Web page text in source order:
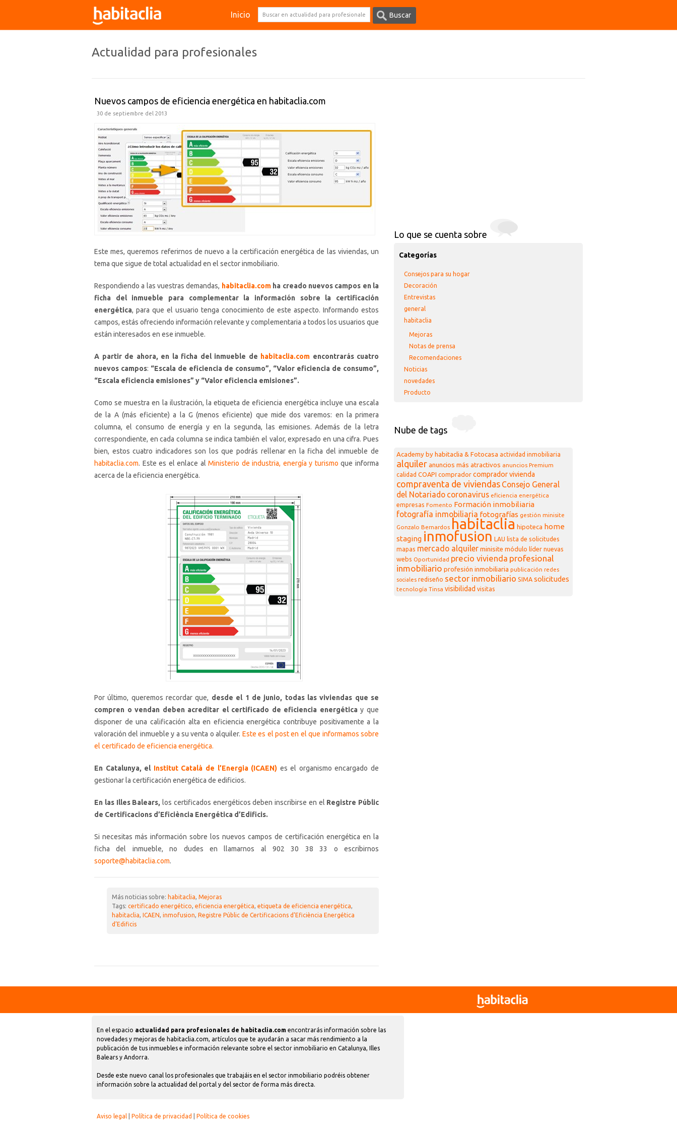
Inicio
Actualidad para profesionales
Nuevos campos de eficiencia energética en habitaclia.com
30 de septiembre del 2013
Este mes, queremos referirnos de nuevo a la certificación energética de las viviendas, un
tema que sigue de total actualidad en el sector inmobiliario.
Respondiendo a las vuestras demandas, habitaclia.comha creado nuevos campos en la
ficha del inmueble para complementar la información sobre la certificación
energética, para que el usuario tenga conocimiento de este aspecto. Informando estos
campos, estás ofreciendo información relevante y complementaria a todos los usuarios que
están interesados en ese inmueble.
A partir de ahora, en la ficha del inmueble de habitaclia.com encontrarás cuatro
nuevos campos: “Escala de eficiencia de consumo”, “Valor eficiencia de consumo”,
“Escala eficiencia emisiones” y “Valor eficiencia emisiones”.
Como se muestra en la ilustración, la etiqueta de eficiencia energética incluye una escala
de la A (más eficiente) a la G (menos eficiente) que mide dos varemos: en la primera
columna, el consumo de energía y en la segunda, las emisiones. Además de la letra
correspondiente, en cada columna se indica también el valor, expresado en una cifra. Pues
bien, estos cuatro indicadores son los que podrás rellenar en la ficha del inmueble de
habitaclia.com. Este es el enlace alMinisterio de industria, energía y turismo que informa
acerca de la eficiencia energética.
Por último, queremos recordar que, desde el 1 de junio, todas las viviendas que se
compren o vendan deben acreditar el certificado de eficiencia energética y que
disponer de una calificación alta en eficiencia energética contribuye positivamente a la
valoración del inmueble y a su venta o alquiler. Este es el post en el que informamos sobre
el certificado de eficiencia energética.
En Catalunya, el Institut Català de l’Energia (ICAEN) es el organismo encargado de
gestionar la certificación energética de edificios.
En las Illes Balears, los certificados energéticos deben inscribirse en el Registre Públic
de Certificacions d’Eficiència Energética d’Edificis.
Si necesitas más información sobre los nuevos campos de certificación energética en la
ficha del inmueble, no dudes en llamarnos al 902 30 38 33 o escribirnos
soporte@habitaclia.com.
Más noticias sobre: habitaclia, Mejoras
Tags: certificado energético, eficiencia energética, etiqueta de eficiencia energética,
habitaclia, ICAEN, inmofusion, Registre Públic de Certificacions d’Eficiència Energética
d’Edificis
Lo que se cuenta sobre
Categorías
Consejos para su hogar
Decoración
Entrevistas
general
habitaclia
Mejoras
Notas de prensa
Recomendaciones
Noticias
novedades
Producto
Nube de tags
Academy by habitaclia & Fotocasa actividad inmobiliaria
alquiler anuncios más atractivos anuncios Premium
calidad COAPI comprador comprador vivienda
compraventa de viviendas Consejo General
del Notariado coronavirus eficiencia energética
empresas Fomento Formación inmobiliaria
fotografía inmobiliaria fotografías gestión minisite
Gonzalo Bernardos habitaclia hipoteca home
staging inmofusion LAU lista de solicitudes
mapas mercado alquiler minisite módulo líder nuevas
webs Oportunidad precio vivienda profesional
inmobiliario profesión inmobiliaria publicación redes
sociales rediseño sector inmobiliario SIMA solicitudes
tecnología Tinsa visibilidad visitas
En el espacio actualidad para profesionales de habitaclia.com encontrarás información sobre las
novedades y mejoras de habitaclia.com, artículos que te ayudarán a sacar más rendimiento a la
publicación de tus inmuebles e información relevante sobre el sector inmobiliario en Catalunya, Illes
Balears y Andorra.
Desde este nuevo canal los profesionales que trabajáis en el sector inmobiliario podréis obtener
información sobre la actualidad del portal y del sector de forma más directa.
Aviso legal Política de privacidad Política de cookies